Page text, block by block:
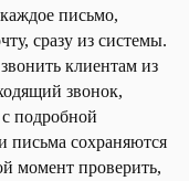
письмо,
сразу из системы.
клиентам из
звонок,
подробной
письма сохраняются
момент проверить,